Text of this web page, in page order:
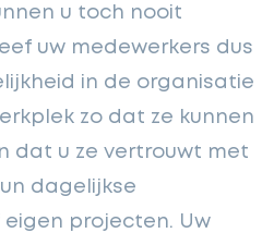
u toch nooit
uw medewerkers dus
in de organisatie
zo dat ze kunnen
dat u ze vertrouwt met
dagelijkse
projecten. Uw